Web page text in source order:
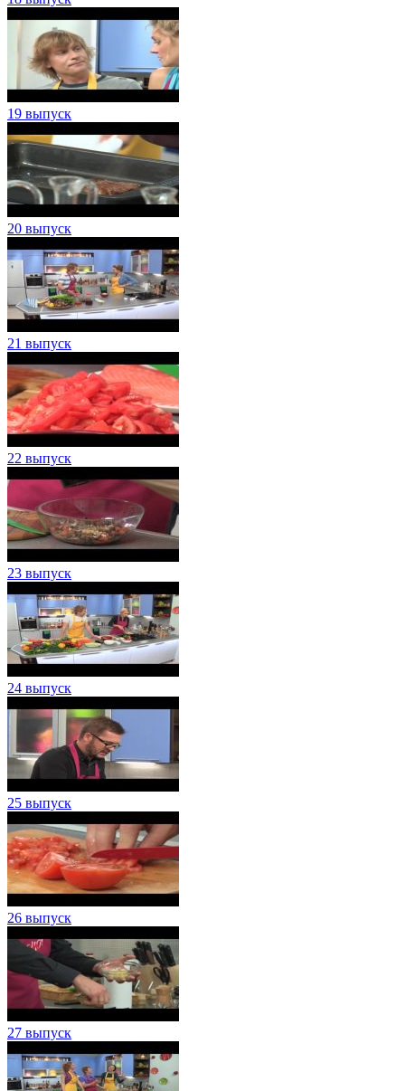
19 выпуск
20 выпуск
21 выпуск
22 выпуск
23 выпуск
24 выпуск
25 выпуск
26 выпуск
27 выпуск